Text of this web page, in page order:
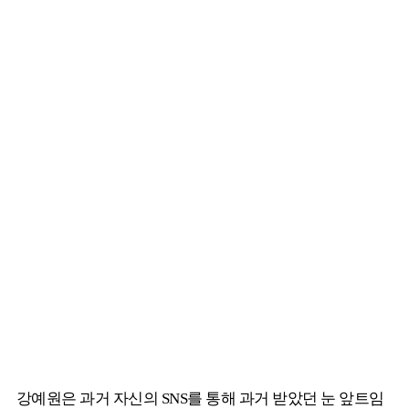
강예원은 과거 자신의 SNS를 통해 과거 받았던 눈 앞트임